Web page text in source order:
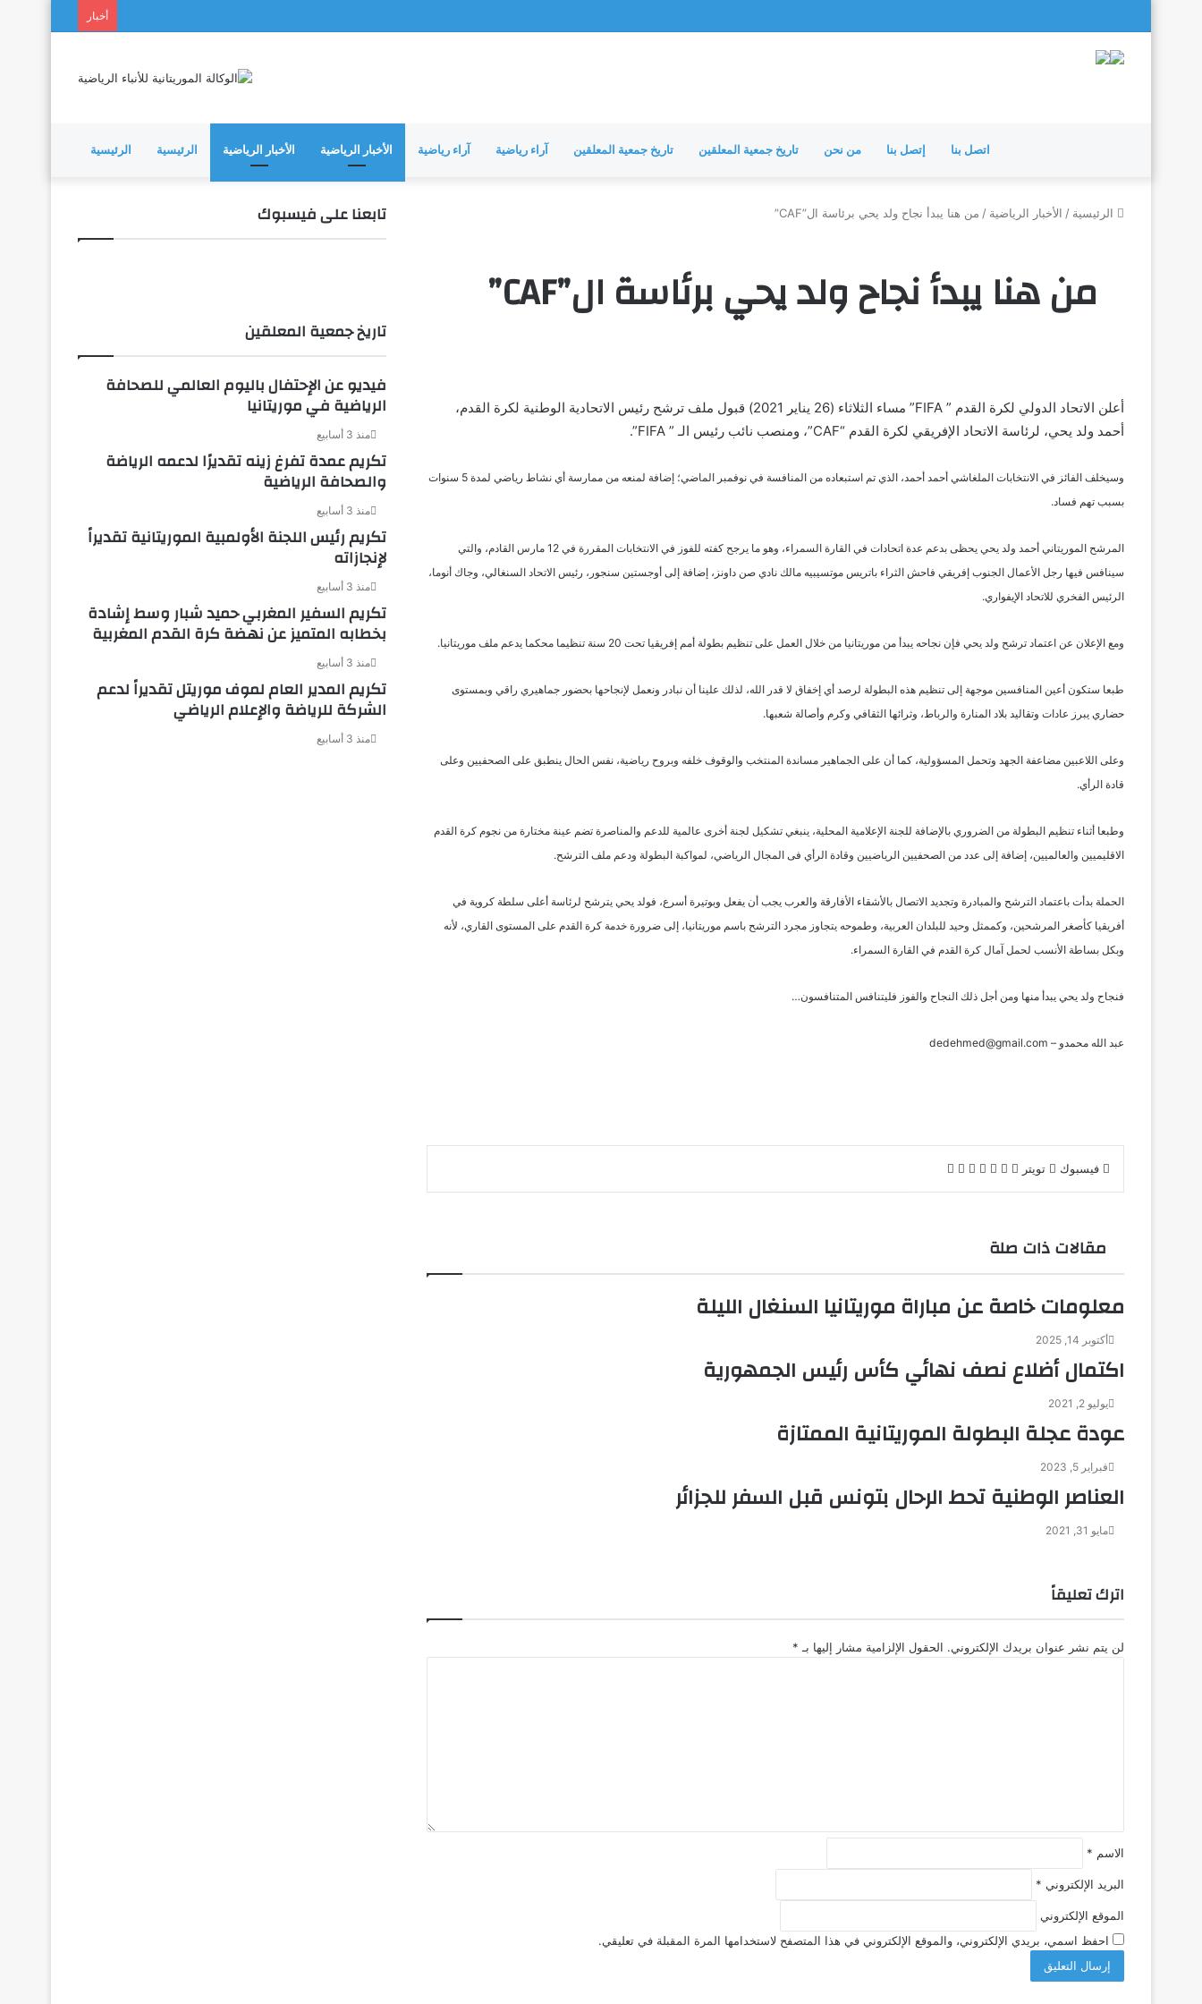
أخبار
الرئيسية الرئيسية الأخبار الرياضية الأخبار الرياضية آراء رياضية آراء رياضية تاريخ جمعية المعلقين تاريخ جمعية المعلقين من نحن إتصل بنا اتصل بنا
الرئيسية / الأخبار الرياضية / من هنا يبدأ نجاح ولد يحي برئاسة ال”CAF”
من هنا يبدأ نجاح ولد يحي برئاسة ال”CAF”
أعلن الاتحاد الدولي لكرة القدم ” FIFA” مساء الثلاثاء (26 يناير 2021) قبول ملف ترشح رئيس الاتحادية الوطنية لكرة القدم،
أحمد ولد يحي، لرئاسة الاتحاد الإفريقي لكرة القدم “CAF”، ومنصب نائب رئيس الـ ” FIFA”.
وسيخلف الفائز في الانتخابات الملغاشي أحمد أحمد، الذي تم استبعاده من المنافسة في نوفمبر الماضي؛ إضافة لمنعه من ممارسة أي نشاط رياضي لمدة 5 سنوات
بسبب تهم فساد.
المرشح الموريتاني أحمد ولد يحي يحظى بدعم عدة اتحادات في القارة السمراء، وهو ما يرجح كفته للفوز في الانتخابات المقررة في 12 مارس القادم، والتي
سينافس فيها رجل الأعمال الجنوب إفريقي فاحش الثراء باتريس موتسيبيه مالك نادي صن داونز، إضافة إلى أوجستين سنجور، رئيس الاتحاد السنغالي، وجاك أنوما،
الرئيس الفخري للاتحاد الإيفواري.
ومع الإعلان عن اعتماد ترشح ولد يحي فإن نجاحه يبدأ من موريتانيا من خلال العمل على تنظيم بطولة أمم إفريقيا تحت 20 سنة تنظيما محكما يدعم ملف موريتانيا.
طبعا ستكون أعين المنافسين موجهة إلى تنظيم هذه البطولة لرصد أي إخفاق لا قدر الله، لذلك علينا أن نبادر ونعمل لإنجاحها بحضور جماهيري راقي وبمستوى
حضاري يبرز عادات وتقاليد بلاد المنارة والرباط، وثرائها الثقافي وكرم وأصالة شعبها.
وعلى اللاعبين مضاعفة الجهد وتحمل المسؤولية، كما أن على الجماهير مساندة المنتخب والوقوف خلفه وبروح رياضية، نفس الحال ينطبق على الصحفيين وعلى
قادة الرأي.
وطبعا أثناء تنظيم البطولة من الضروري بالإضافة للجنة الإعلامية المحلية، ينبغي تشكيل لجنة أخرى عالمية للدعم والمناصرة تضم عينة مختارة من نجوم كرة القدم
الاقليميين والعالميين، إضافة إلى عدد من الصحفيين الرياضيين وقادة الرأي فى المجال الرياضي، لمواكبة البطولة ودعم ملف الترشح.
الحملة بدأت باعتماد الترشح والمبادرة وتجديد الاتصال بالأشقاء الأفارقة والعرب يجب أن يفعل وبوتيرة أسرع، فولد يحي يترشح لرئاسة أعلى سلطة كروية في
أفريقيا كأصغر المرشحين، وكممثل وحيد للبلدان العربية، وطموحه يتجاوز مجرد الترشح باسم موريتانيا، إلى ضرورة خدمة كرة القدم على المستوى القاري، لأنه
وبكل بساطة الأنسب لحمل آمال كرة القدم في القارة السمراء.
فنجاح ولد يحي يبدأ منها ومن أجل ذلك النجاح والفوز فليتنافس المتنافسون…
عبد الله محمدو – dedehmed@gmail.com
فيسبوك تويتر لينكدإنبينتيريستمشاركة
مقالات ذات صلة
معلومات خاصة عن مباراة موريتانيا السنغال الليلة
أكتوبر 14, 2025
اكتمال أضلاع نصف نهائي كأس رئيس الجمهورية
يوليو 2, 2021
عودة عجلة البطولة الموريتانية الممتازة
فبراير 5, 2023
العناصر الوطنية تحط الرحال بتونس قبل السفر للجزائر
مايو 31, 2021
اترك تعليقاً
لن يتم نشر عنوان بريدك الإلكتروني. الحقول الإلزامية مشار إليها بـ *
الاسم *
البريد الإلكتروني *
الموقع الإلكتروني
احفظ اسمي، بريدي الإلكتروني، والموقع الإلكتروني في هذا المتصفح لاستخدامها المرة المقبلة في تعليقي.
تابعنا على فيسبوك
تاريخ جمعية المعلقين
فيديو عن الإحتفال باليوم العالمي للصحافة
الرياضية في موريتانيا
منذ 3 أسابيع
تكريم عمدة تفرغ زينه تقديرًا لدعمه الرياضة
والصحافة الرياضية
منذ 3 أسابيع
تكريم رئيس اللجنة الأولمبية الموريتانية تقديراً
لإنجازاته
منذ 3 أسابيع
تكريم السفير المغربي حميد شبار وسط إشادة
بخطابه المتميز عن نهضة كرة القدم المغربية
منذ 3 أسابيع
تكريم المدير العام لموف موريتل تقديراً لدعم
الشركة للرياضة والإعلام الرياضي
منذ 3 أسابيع